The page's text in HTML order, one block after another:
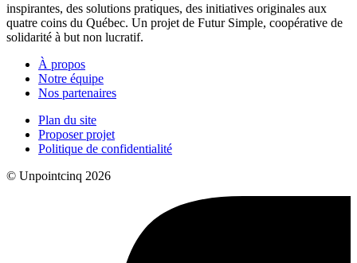
inspirantes, des solutions pratiques, des initiatives originales aux
quatre coins du Québec. Un projet de Futur Simple, coopérative de
solidarité à but non lucratif.
À propos
Notre équipe
Nos partenaires
Plan du site
Proposer projet
Politique de confidentialité
© Unpointcinq 2026